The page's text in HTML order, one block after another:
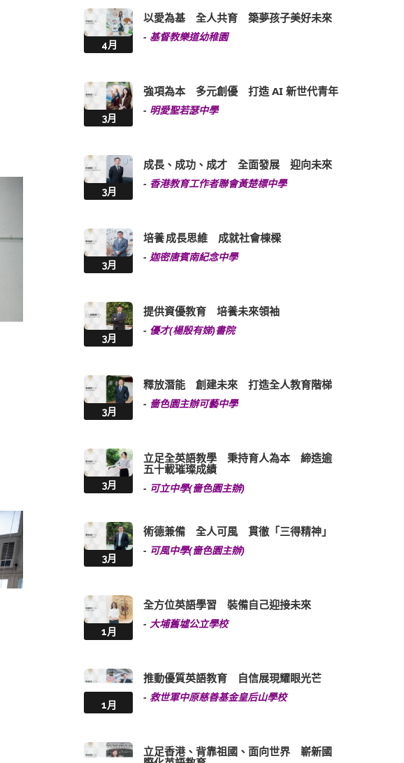
4月
以愛為基 全人共育 築夢孩子美好未來
- 基督教樂道幼稚園
3月
強項為本 多元創優 打造 AI 新世代青年
- 明愛聖若瑟中學
3月
成長、成功、成才 全面發展 迎向未來
- 香港教育工作者聯會黃楚標中學
3月
培養 成長思維 成就社會棟樑
-迦密唐賓南紀念中學
3月
提供資優教育 培養未來領袖
- 優才(楊殷有娣)書院
3月
釋放潛能 創建未來 打造全人教育階梯
- 嗇色園主辦可藝中學
3月
立足全英語教學 秉持育人為本 締造逾
五十載璀璨成績
- 可立中學(嗇色園主辦)
3月
術德兼備 全人可風 貫徹「三得精神」
- 可風中學(嗇色園主辦)
1月
全方位英語學習 裝備自己迎接未來
-大埔舊墟公立學校
1月
推動優質英語教育 自信展現耀眼光芒
- 救世軍中原慈善基金皇后山學校
立足香港、背靠祖國、面向世界 嶄新國